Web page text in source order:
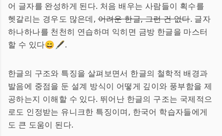
어 글자를 완성하게 된다. 처음 배우는 사람들이 획수를
헷갈리는 경우도 많은데,어려운 한글, 그런 건 없다. 글자
하나하나를 천천히 연습하며 익히면 금방 한글을 마스터
할 수 있다😄🖋.
한글의 구조와 특징을 살펴보면서 한글의 철학적 배경과
발음에 중점을 둔 설계 방식이 어떻게 깊이와 풍부함을 제
공하는지 이해할 수 있다. 뛰어난 한글의 구조는 국제적으
로도 인정받는 유니크한 특징이며, 한국어 학습자들에게
도 큰 도움이 된다.